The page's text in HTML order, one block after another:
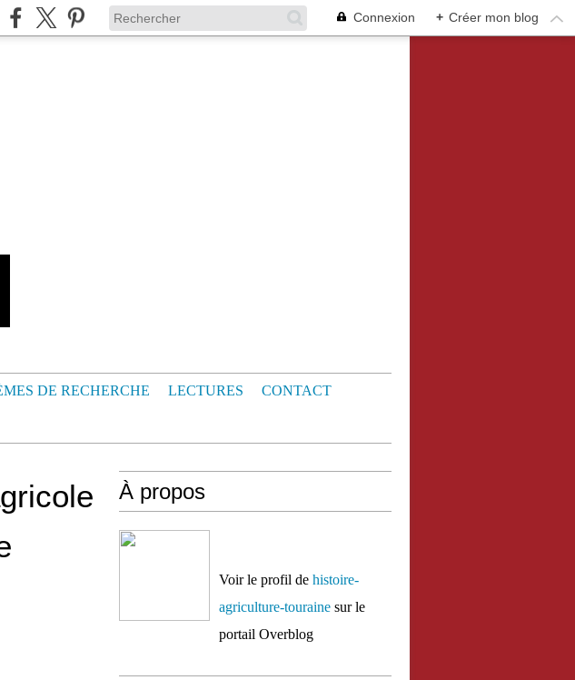
Connexion + Créer mon blog
DE RECHERCHE LECTURES CONTACT
À propos
Voir le profil de histoire-
agriculture-touraine sur le
portail Overblog